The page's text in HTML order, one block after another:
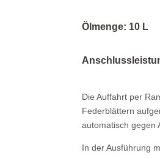
Ölmenge: 10 L
Die Auffahrt per
Federblättern
automatisch gegen
In der Ausführung